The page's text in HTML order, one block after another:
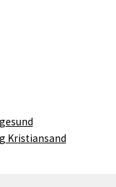
Kristiansand